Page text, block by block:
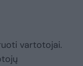
vartotojai.